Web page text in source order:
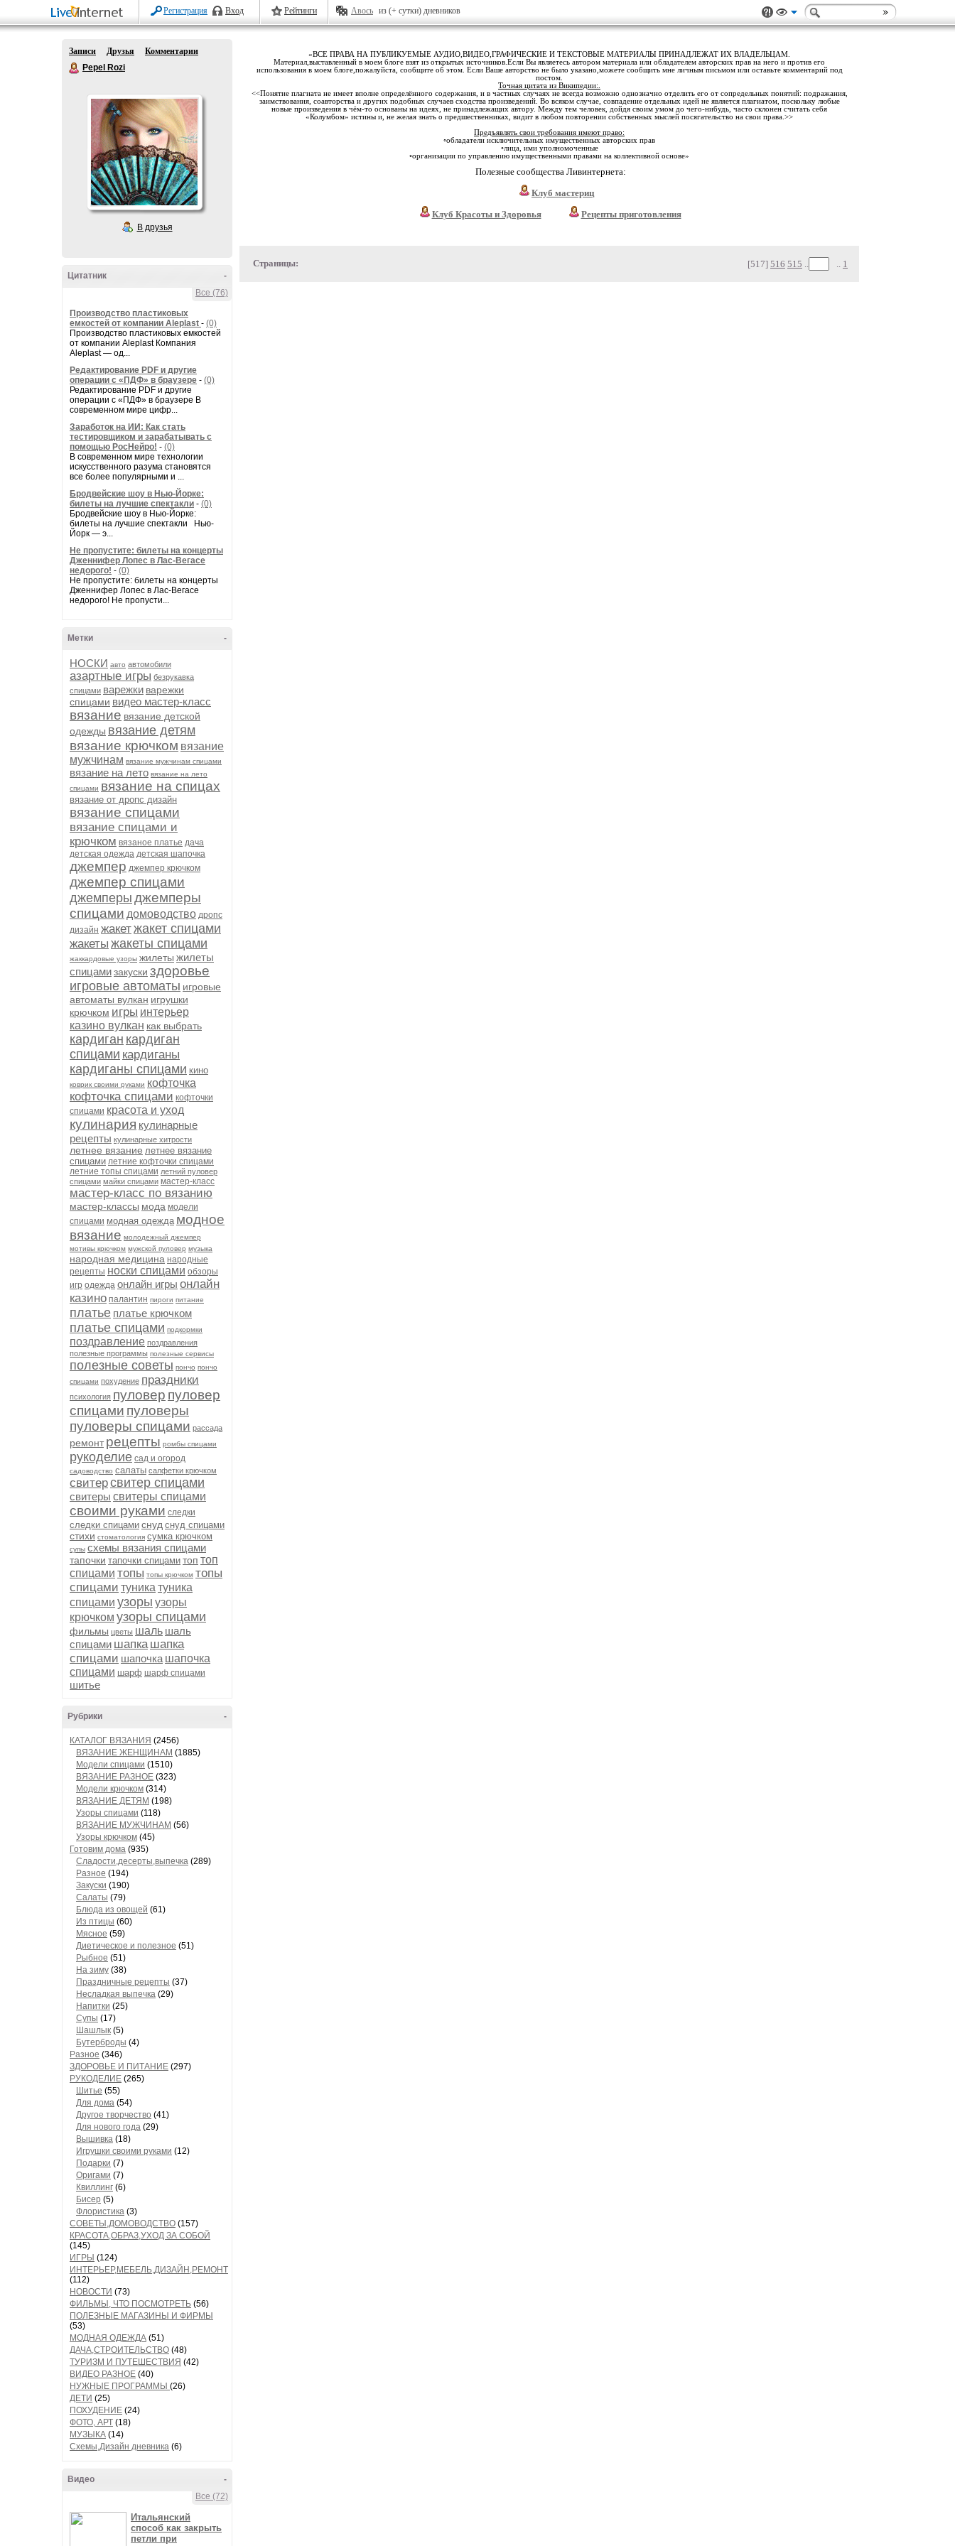
Регистрация Вход Рейтинги Авось из (+ сутки) дневников
Записи Друзья
Комментарии
Pepel Rozi
В друзья
-
Цитатник
Все (76)
Производство пластиковых
емкостей от компании Aleplast - (0)
Производство пластиковых емкостей
от компании Aleplast Компания
Aleplast — од...
Редактирование PDF и другие
операции с «ПДФ» в браузере - (0)
Редактирование PDF и другие
операции с «ПДФ» в браузере В
современном мире цифр...
Заработок на ИИ: Как стать
тестировщиком и зарабатывать с
помощью РосНейро! - (0)
В современном мире технологии
искусственного разума становятся
все более популярными и ...
Бродвейские шоу в Нью-Йорке:
билеты на лучшие спектакли - (0)
Бродвейские шоу в Нью-Йорке:
билеты на лучшие спектакли Нью-
Йорк — э...
Не пропустите: билеты на концерты
Дженнифер Лопес в Лас-Вегасе
недорого! - (0)
Не пропустите: билеты на концерты
Дженнифер Лопес в Лас-Вегасе
недорого! Не пропусти...
-
Метки
НОСКИ авто автомобили
азартные игры безрукавка
спицами варежки варежки
спицами видео мастер-класс
вязание вязание детской
одежды вязание детям
вязание крючком вязание
мужчинам вязание мужчинам спицами
вязание на лето вязание на лето
спицами вязание на спицах
вязание от дропс дизайн
вязание спицами
вязание спицами и
крючком вязаное платье дача
детская одежда детская шапочка
джемпер джемпер крючком
джемпер спицами
джемперы джемперы
спицами домоводство дропс
дизайн жакетжакет спицами
жакеты жакеты спицами
жаккардовые узоры жилеты жилеты
спицамизакуски здоровье
игровые автоматы игровые
автоматы вулкан игрушки
крючком игры интерьер
казино вулкан как выбрать
кардиган кардиган
спицами кардиганы
кардиганы спицами кино
коврик своими руками кофточка
кофточка спицами кофточки
спицами красота и уход
кулинария кулинарные
рецепты кулинарные хитрости
летнее вязание летнее вязание
спицами летние кофточки спицами
летние топы спицами летний пуловер
спицами майки спицами мастер-класс
мастер-класс по вязанию
мастер-классы мода модели
спицами модная одежда модное
вязание молодежный джемпер
мотивы крючком мужской пуловер музыка
народная медицина народные
рецепты носки спицами обзоры
игр одежда онлайн игры онлайн
казино палантин пироги питание
платье платье крючком
платье спицами подкормки
поздравление поздравления
полезные программы полезные сервисы
полезные советы пончо пончо
спицами похудение праздники
психология пуловер пуловер
спицами пуловеры
пуловеры спицами рассада
ремонт рецепты ромбы спицами
рукоделие сад и огород
садоводство салаты салфетки крючком
свитерсвитер спицами
свитеры свитеры спицами
своими руками следки
следки спицами снуд снуд спицами
стихи стоматология сумка крючком
супы схемы вязания спицами
тапочки тапочки спицами топ топ
спицами топы топы крючком топы
спицами туника туника
спицами узоры узоры
крючком узоры спицами
фильмы цветы шаль шаль
спицами шапка шапка
спицами шапочка шапочка
спицами шарф шарф спицами
шитье
-
Рубрики
КАТАЛОГ ВЯЗАНИЯ (2456)
ВЯЗАНИЕ ЖЕНЩИНАМ (1885)
Модели спицами (1510)
ВЯЗАНИЕ РАЗНОЕ (323)
Модели крючком (314)
ВЯЗАНИЕ ДЕТЯМ (198)
Узоры спицами (118)
ВЯЗАНИЕ МУЖЧИНАМ (56)
Узоры крючком (45)
Готовим дома (935)
Сладости,десерты,выпечка (289)
Разное (194)
Закуски (190)
Салаты (79)
Блюда из овощей (61)
Из птицы (60)
Мясное (59)
Диетическое и полезное (51)
Рыбное (51)
На зиму (38)
Праздничные рецепты (37)
Несладкая выпечка (29)
Напитки (25)
Супы (17)
Шашлык (5)
Бутерброды (4)
Разное (346)
ЗДОРОВЬЕ И ПИТАНИЕ (297)
РУКОДЕЛИЕ (265)
Шитье (55)
Для дома (54)
Другое творчество (41)
Для нового года (29)
Вышивка (18)
Игрушки своими руками (12)
Подарки (7)
Оригами (7)
Квиллинг (6)
Бисер (5)
Флористика (3)
СОВЕТЫ,ДОМОВОДСТВО (157)
КРАСОТА,ОБРАЗ,УХОД ЗА СОБОЙ
(145)
ИГРЫ (124)
ИНТЕРЬЕР,МЕБЕЛЬ,ДИЗАЙН,РЕМОНТ
(112)
НОВОСТИ (73)
ФИЛЬМЫ, ЧТО ПОСМОТРЕТЬ (56)
ПОЛЕЗНЫЕ МАГАЗИНЫ И ФИРМЫ
(53)
МОДНАЯ ОДЕЖДА (51)
ДАЧА,СТРОИТЕЛЬСТВО (48)
ТУРИЗМ И ПУТЕШЕСТВИЯ (42)
ВИДЕО РАЗНОЕ (40)
НУЖНЫЕ ПРОГРАММЫ (26)
ДЕТИ (25)
ПОХУДЕНИЕ (24)
ФОТО, АРТ (18)
МУЗЫКА (14)
Схемы,Дизайн дневника (6)
-
Видео
Все (72)
Итальянский
способ как закрыть
петли при
«ВСЕ ПРАВА НА ПУБЛИКУЕМЫЕ АУДИО,ВИДЕО,ГРАФИЧЕСКИЕ И ТЕКСТОВЫЕ МАТЕРИАЛЫ ПРИНАДЛЕЖАТ ИХ ВЛАДЕЛЬЦАМ.
Материал,выставленный в моем блоге взят из открытых источников.Если Вы являетесь автором материала или обладателем авторских прав на него и против его
использования в моем блоге,пожалуйста, сообщите об этом. Если Ваше авторство не было указано,можете сообщить мне личным письмом или оставьте комментарий под
постом.
Точная цитата из Википедии:.
<<Понятие плагиата не имеет вполне определённого содержания, и в частных случаях не всегда возможно однозначно отделить его от сопредельных понятий: подражания,
заимствования, соавторства и других подобных случаев сходства произведений. Во всяком случае, совпадение отдельных идей не является плагиатом, поскольку любые
новые произведения в чём-то основаны на идеях, не принадлежащих автору. Между тем человек, дойдя своим умом до чего-нибудь, часто склонен считать себя
«Колумбом» истины и, не желая знать о предшественниках, видит в любом повторении собственных мыслей посягательство на свои права.>>
Предъявлять свои требования имеют право:
◦обладатели исключительных имущественных авторских прав
◦лица, ими уполномоченные
◦организации по управлению имущественными правами на коллективной основе»
Полезные сообщества Ливинтернета:
Клуб мастериц
Клуб Красоты и Здоровья Рецепты приготовления
Страницы: [517] 516 515 .. .. 1